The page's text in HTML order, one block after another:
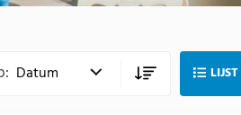
LIJST